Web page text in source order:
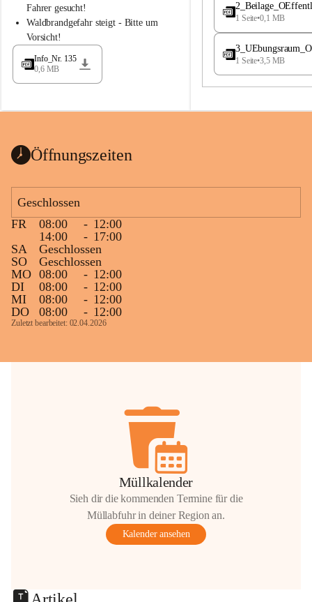
a
d
l
a
Fahrer gesucht!
Waldbrandgefahr steigt - Bitte um
Vorsicht!
Info_Nr. 135
0,6 MB
e
a
1 Seite•0,1 MB
1 Seite•3,5 MB
Öffnungszeiten
Geschlossen
FR
08:00 - 12:00
14:00
- 17:00
SA
Geschlossen
SO
Geschlossen
MO 08:00 - 12:00
DI
08:00 - 12:00
MI
08:00 - 12:00
DO
08:00 - 12:00
Zuletzt bearbeitet: 02.04.2026
Müllkalender
Sieh dir die kommenden Termine für die
Müllabfuhr in deiner Region an.
Kalender ansehen